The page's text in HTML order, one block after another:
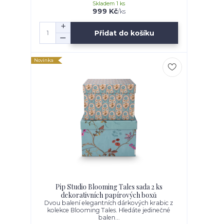
999 Kč/ks
Skladem 1 ks
Přidat do košíku
Novinka
Pip Studio Blooming Tales sada 2 ks
dekorativních papírových boxů
Dvou balení elegantních dárkových krabic z
kolekce Blooming Tales. Hledáte jedinečné
balen...